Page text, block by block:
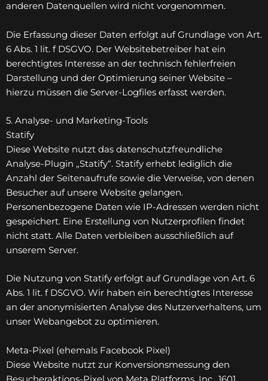
anderen Datenquellen wird nicht vorgenommen.
Die Erfassung dieser Daten erfolgt auf Grundlage von Art.
6 Abs. 1 lit. f DSGVO. Der Websitebetreiber hat ein
berechtigtes Interesse an der technisch fehlerfreien
Darstellung und der Optimierung seiner Website –
hierzu müssen die Server-Logfiles erfasst werden.
5. Analyse- und Marketing-Tools
Statify
Diese Website nutzt das datenschutzfreundliche
Analyse-Plugin „Statify“. Statify erhebt lediglich die
Anzahl der Seitenaufrufe sowie die Verweise, von denen
Besucher auf unsere Website gelangen.
Personenbezogene Daten wie IP-Adressen werden nicht
gespeichert. Eine Erstellung von Nutzerprofilen findet
nicht statt. Alle Daten verbleiben ausschließlich auf
unserem Server.
Die Nutzung von Statify erfolgt auf Grundlage von Art. 6
Abs. 1 lit. f DSGVO. Wir haben ein berechtigtes Interesse
an der anonymisierten Analyse des Nutzerverhaltens, um
unser Webangebot zu optimieren.
Meta-Pixel (ehemals Facebook Pixel)
Diese Website nutzt zur Konversionsmessung den